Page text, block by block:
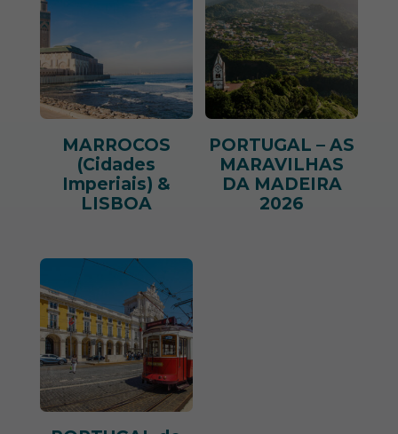
MARROCOS
(Cidades
Imperiais) &
LISBOA
PORTUGAL – AS
MARAVILHAS
DA MADEIRA
2026